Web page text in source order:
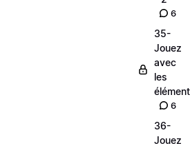
6
35-
Jouez
avec
les
6
36-
Jouez